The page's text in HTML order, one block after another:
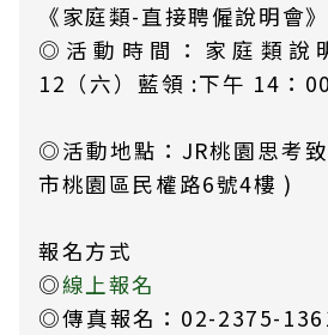
《家庭類-直接聘僱說明會》
◎活動時間：家庭類說
12（六）藍領 :下午 14
◎活動地點：JR桃園思考
市桃園區民權路6號4樓 )
報名方式
◎線上報名
◎傳真報名：02-2375-